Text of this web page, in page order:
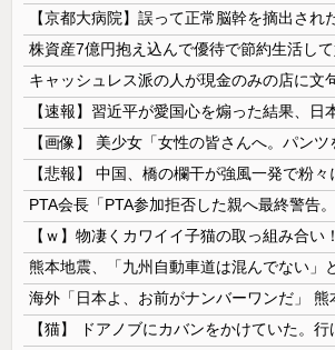
【ｗ】物凄くカワイイ子猫の取っ組み合い！